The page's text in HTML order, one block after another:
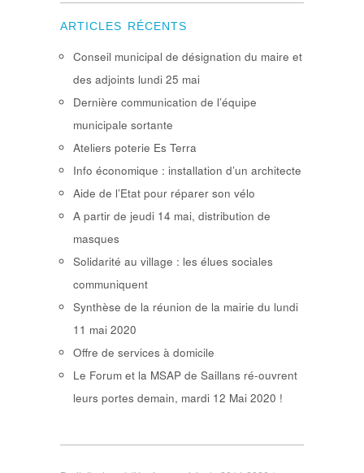
ARTICLES RÉCENTS
Conseil municipal de désignation du maire et
des adjoints lundi 25 mai
Dernière communication de l’équipe
municipale sortante
Ateliers poterie Es Terra
Info économique : installation d’un architecte
Aide de l’Etat pour réparer son vélo
A partir de jeudi 14 mai, distribution de
masques
Solidarité au village : les élues sociales
communiquent
Synthèse de la réunion de la mairie du lundi
11 mai 2020
Offre de services à domicile
Le Forum et la MSAP de Saillans ré-ouvrent
leurs portes demain, mardi 12 Mai 2020 !